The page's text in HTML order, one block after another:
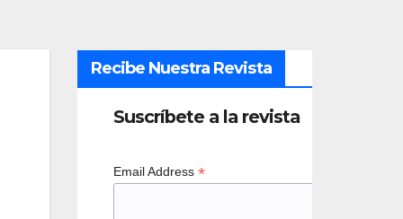
Recibe Nuestra Revista
Suscríbete a la revista
Email Address *